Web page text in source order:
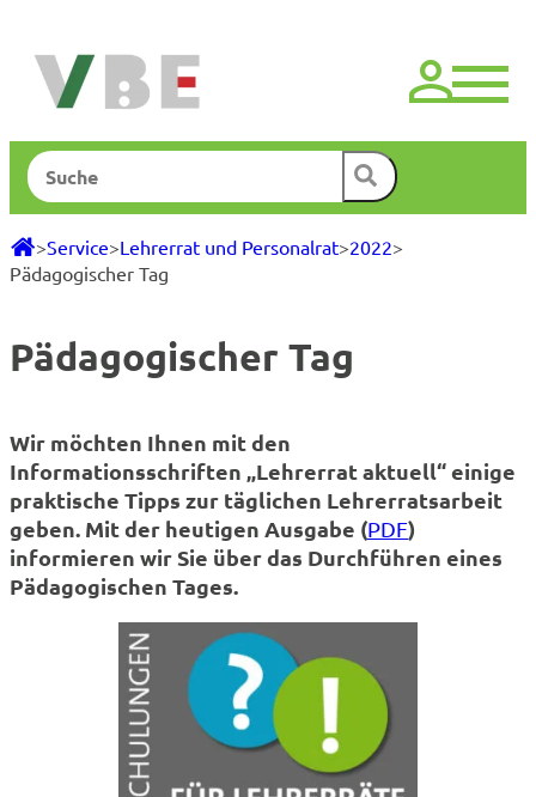
springen
Suchen
>Service>Lehrerrat und Personalrat>2022>
Pädagogischer Tag
Pädagogischer Tag
Wir möchten Ihnen mit den
Informationsschriften „Lehrerrat aktuell“ einige
praktische Tipps zur täglichen Lehrerratsarbeit
geben. Mit der heutigen Ausgabe (PDF)
informieren wir Sie über das Durchführen eines
Pädagogischen Tages.